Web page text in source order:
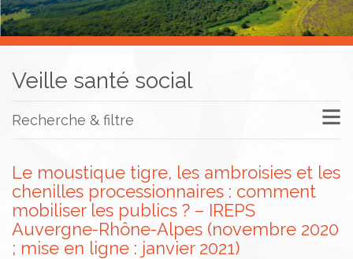
Documentation / Veille
Veille santé social
Recherche & filtre
Le moustique tigre, les ambroisies et les
chenilles processionnaires : comment
mobiliser les publics ? – IREPS
Auvergne-Rhône-Alpes (novembre 2020
; mise en ligne : janvier 2021)